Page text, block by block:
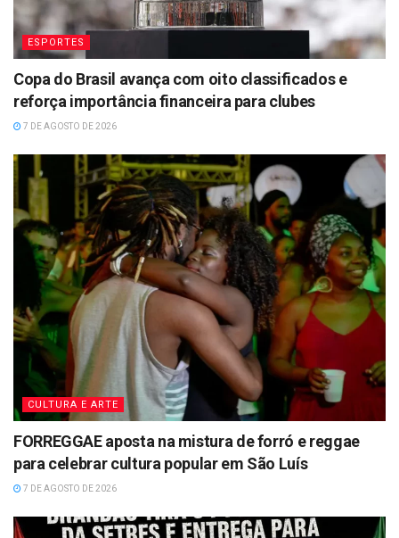
ESPORTES
Copa do Brasil avança com oito classificados e
reforça importância financeira para clubes
7 DE AGOSTO DE 2026
CULTURA E ARTE
FORREGGAE aposta na mistura de forró e reggae
para celebrar cultura popular em São Luís
7 DE AGOSTO DE 2026